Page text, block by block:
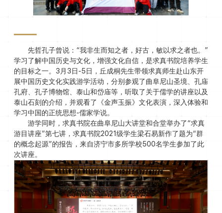
先哲孔子曾说：“我非生而知之者，好古，敏以求之者也。”
学习了解中国历史与文化，增强文化自信，是求真书院培养学生
的目标之一。3月3日-5日，丘成桐先生带领求真师生赴山东开
展中国历史文化实践游学活动，分别参观了曲阜尼山圣境、孔庙
孔府、孔子博物馆、泰山和岱庙等，听取了关于儒学的讲座以及
泰山石刻的介绍，并观看了《金声玉振》文化表演，深入体验和
学习中国的正统思想-儒家学说。
游学同时，求真书院在曲阜尼山大讲堂和合堂举办了“求真
游目讲座”第七讲，求真书院2021级学生梁石易新作了题为“群
的概念起源”的报告，来自济宁市多所学校500名学生参加了此
次讲座。